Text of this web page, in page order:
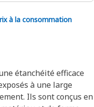
à la consommation
étanchéité efficace
à une large
Ils sont conçus en